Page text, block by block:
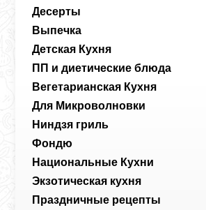
Десерты
Выпечка
Детская Кухня
ПП и диетические блюда
Вегетарианская Кухня
Для Микроволновки
Ниндзя гриль
Фондю
Национальные Кухни
Экзотическая кухня
Праздничные рецепты